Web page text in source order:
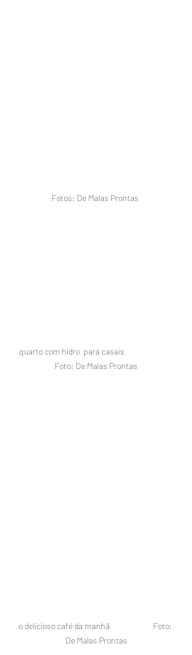
Fotos: De Malas Prontas
quarto com hidro  para casais
Foto: De Malas Prontas
o delicioso café da manhã                        Foto:
De Malas Prontas